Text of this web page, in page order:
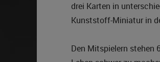
drei Karten in
Kunststoff-Miniatur in
Den Mitspielern stehen